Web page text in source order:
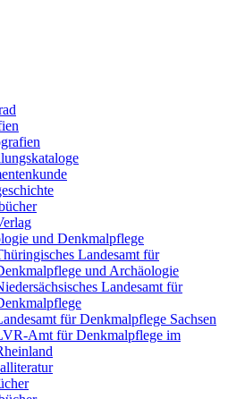
und Denkmalpflege
Landesamt für
und Archäologie
Landesamt für
für Denkmalpflege Sachsen
Amt für Denkmalpflege im